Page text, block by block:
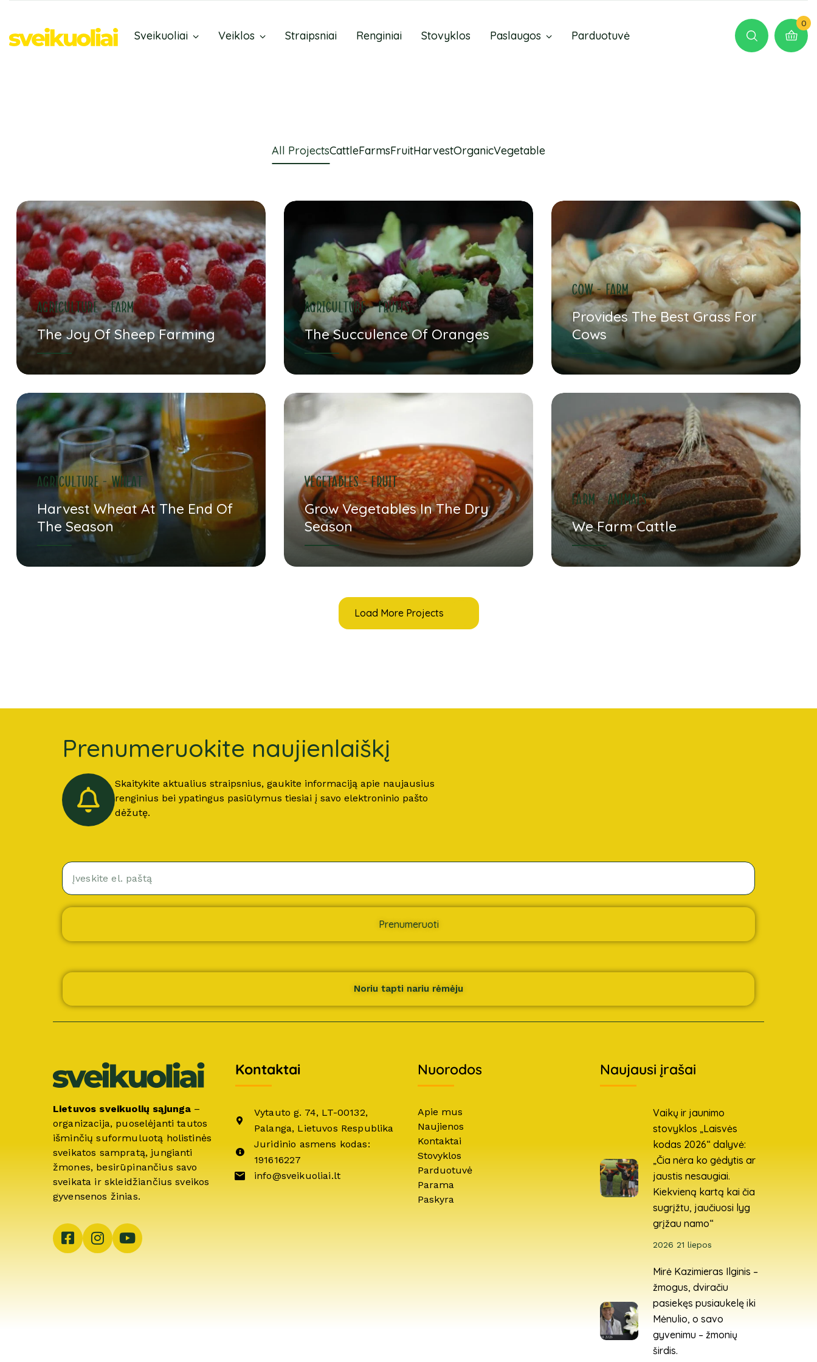
Sveikuoliai Veiklos Straipsniai Renginiai Stovyklos Paslaugos Parduotuvė
0
All ProjectsCattleFarmsFruitHarvestOrganicVegetable
Agriculture - farm
The Joy Of Sheep Farming
Agriculture - fruits
The Succulence Of Oranges
cow - farm
Provides The Best Grass For
Cows
agriculture - wheat
Harvest Wheat At The End Of
The Season
vegetables - fruit
Grow Vegetables In The Dry
Season
farm - animals
We Farm Cattle
Load More Projects
Prenumeruokite naujienlaiškį
Skaitykite aktualius straipsnius, gaukite informaciją apie naujausius
renginius bei ypatingus pasiūlymus tiesiai į savo elektroninio pašto
dėžutę.
Prenumeruoti
Noriu tapti nariu rėmėju
Lietuvos sveikuolių sąjunga –
organizacija, puoselėjanti tautos
išminčių suformuluotą holistinės
sveikatos sampratą, jungianti
žmones, besirūpinančius savo
sveikata ir skleidžiančius sveikos
gyvensenos žinias.
Kontaktai
Vytauto g. 74, LT-00132,
Palanga, Lietuvos Respublika
Juridinio asmens kodas:
191616227
info@sveikuoliai.lt
Nuorodos
Apie mus
Naujienos
Kontaktai
Stovyklos
Parduotuvė
Parama
Paskyra
Naujausi įrašai
Vaikų ir jaunimo
stovyklos „Laisvės
kodas 2026“ dalyvė:
„Čia nėra ko gėdytis ar
jaustis nesaugiai.
Kiekvieną kartą kai čia
sugrįžtu, jaučiuosi lyg
grįžau namo“
2026 21 liepos
Mirė Kazimieras Ilginis –
žmogus, dviračiu
pasiekęs pusiaukelę iki
Mėnulio, o savo
gyvenimu – žmonių
širdis.